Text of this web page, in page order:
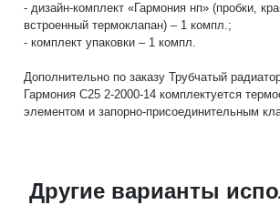
- дизайн-комплект «Гармония нп» (пробки,
встроенный термоклапан) – 1 компл.;
- комплект упаковки – 1 компл.
Дополнительно по заказу Трубчатый
Гармония С25 2-2000-14 комплектуется
элементом и запорно-присоединительным
Другие варианты